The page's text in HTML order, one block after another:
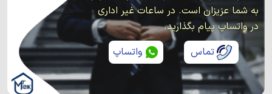
به شما عزیزان است. در ساعات غیر اداری
در واتساپ پیام بگذارید.
تماس
واتساپ